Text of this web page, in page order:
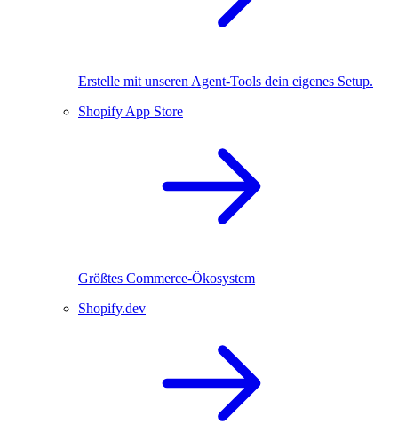
Erstelle mit unseren Agent-Tools dein eigenes Setup.
Shopify App Store
Größtes Commerce-Ökosystem
Shopify.dev